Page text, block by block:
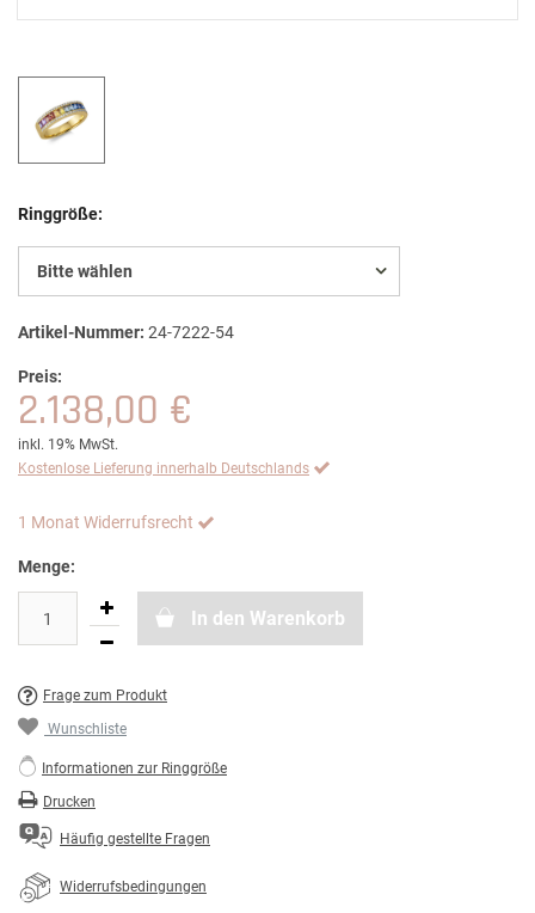
Ringgröße:
Bitte wählen
Artikel-Nummer: 24-7222-54
Preis:
2.138,00 €
inkl. 19% MwSt.
Kostenlose Lieferung innerhalb Deutschlands
1 Monat Widerrufsrecht
Menge:
In den Warenkorb
Frage zum Produkt
Wunschliste
Informationen zur Ringgröße
Drucken
Häufig gestellte Fragen
Widerrufsbedingungen